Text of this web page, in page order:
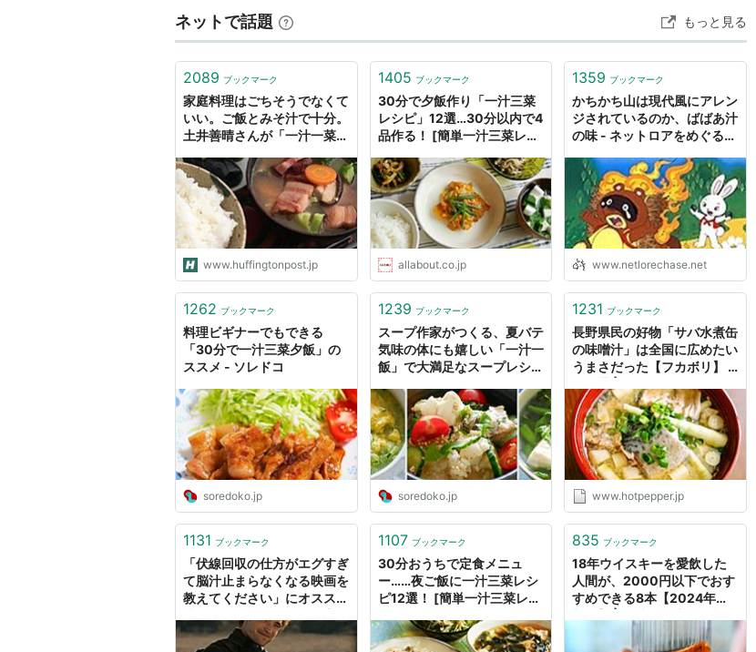
ネットで話題 もっと見る
2089 ブックマーク
家庭料理はごちそうでなくて
いい。ご飯とみそ汁で十分。
土井善晴さんが「一汁一菜」
www.huffingtonpost.jp
1405 ブックマーク
30分で夕飯作り「一汁三菜
レシピ」12選…30分以内で4
品作る！ [簡単一汁三菜レシ
allabout.co.jp
1359 ブックマーク
かちかち山は現代風にアレン
ジされているのか、ばばあ汁
の味 - ネットロアをめぐる冒
www.netlorechase.net
1262 ブックマーク
料理ビギナーでもできる
「30分で一汁三菜夕飯」の
ススメ - ソレドコ
soredoko.jp
1239 ブックマーク
スープ作家がつくる、夏バテ
気味の体にも嬉しい「一汁一
飯」で大満足なスープレシピ
soredoko.jp
1231 ブックマーク
長野県民の好物「サバ水煮缶
の味噌汁」は全国に広めたい
うまさだった【フカボリ】 -
メ
www.hotpepper.jp
1131 ブックマーク
「伏線回収の仕方がエグすぎ
て脳汁止まらなくなる映画を
教えてください」にオススメ
デスティネーション」他
1107 ブックマーク
30分おうちで定食メニュ
ー……夜ご飯に一汁三菜レシ
ピ12選！ [簡単一汁三菜レシ
835 ブックマーク
18年ウイスキーを愛飲した
人間が、2000円以下でおす
すめできる8本【2024年最
熱くするメディア ヲトナ基